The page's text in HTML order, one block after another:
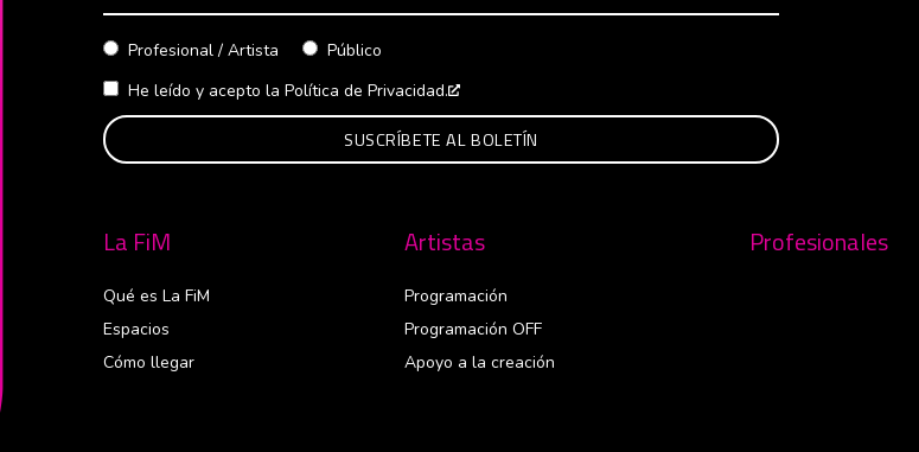
Profesional / Artista
Público
He leído y acepto la Política de Privacidad.
La FiM
Qué es La FiM
Espacios
Cómo llegar
Artistas
Programación
Programación OFF
Apoyo a la creación
Profesionales